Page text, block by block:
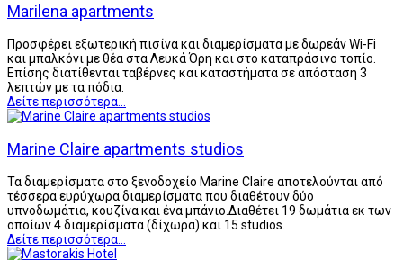
Marilena apartments
Προσφέρει εξωτερική πισίνα και διαμερίσματα με δωρεάν Wi-Fi
και μπαλκόνι με θέα στα Λευκά Όρη και στο καταπράσινο τοπίο.
Επίσης διατίθενται ταβέρνες και καταστήματα σε απόσταση 3
λεπτών με τα πόδια.
Δείτε περισσότερα...
Marine Claire apartments studios
Τα διαμερίσματα στο ξενοδοχείο Marine Claire αποτελούνται από
τέσσερα ευρύχωρα διαμερίσματα που διαθέτουν δύο
υπνοδωμάτια, κουζίνα και ένα μπάνιο.Διαθέτει 19 δωμάτια εκ των
οποίων 4 διαμερίσματα (δίχωρα) και 15 studios.
Δείτε περισσότερα...